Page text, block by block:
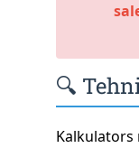
🔍
Kalkulators